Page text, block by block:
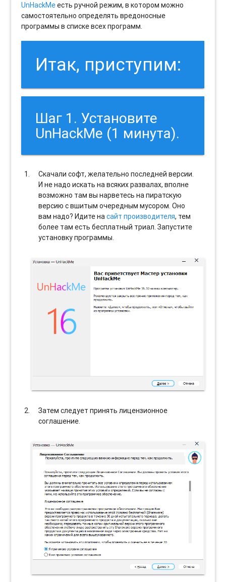
UnHackMeесть ручной режим, в котором можно
самостоятельно определять вредоносные
программы в списке всех программ.
Итак, приступим:
Шаг 1. Установите
UnHackMe (1 минута).
Скачали софт, желательно последней версии.
И не надо искать на всяких развалах, вполне
возможно там вы нарветесь на пиратскую
версию с вшитым очередным мусором. Оно
вам надо? Идите насайт производителя, тем
более там есть бесплатный триал. Запустите
установку программы.
Затем следует принять лицензионное
соглашение.